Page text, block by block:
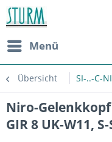
Menü
Übersicht SI-..-C-NI
Niro-Gelenkkopf
GIR 8 UK-W11,